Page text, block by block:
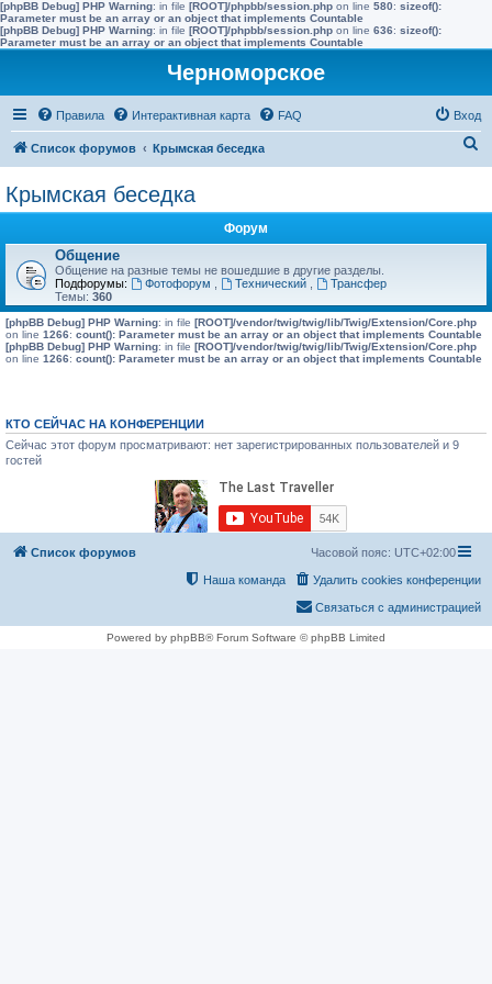
[phpBB Debug] PHP Warning: in file [ROOT]/phpbb/session.php on line 580: sizeof():
Parameter must be an array or an object that implements Countable
[phpBB Debug] PHP Warning: in file [ROOT]/phpbb/session.php on line 636: sizeof():
Parameter must be an array or an object that implements Countable
Черноморское
Правила Интерактивная карта FAQ Вход
Список форумов Крымская беседка
Крымская беседка
Форум
Общение
Общение на разные темы не вошедшие в другие разделы.
Подфорумы:
Фотофорум Технический
Трансфер
Темы: 360
[phpBB Debug] PHP Warning: in file [ROOT]/vendor/twig/twig/lib/Twig/Extension/Core.php
on line 1266: count(): Parameter must be an array or an object that implements Countable
[phpBB Debug] PHP Warning: in file [ROOT]/vendor/twig/twig/lib/Twig/Extension/Core.php
on line 1266: count(): Parameter must be an array or an object that implements Countable
КТО СЕЙЧАС НА КОНФЕРЕНЦИИ
Сейчас этот форум просматривают: нет зарегистрированных пользователей и 9
гостей
Список форумов Часовой пояс: UTC+02:00
Удалить cookies конференции
Наша команда
Связаться с администрацией
Powered by phpBB® Forum Software © phpBB Limited